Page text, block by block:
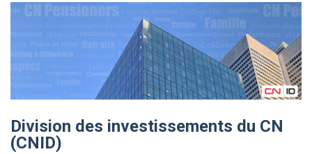
Division des investissements du CN
(CNID)